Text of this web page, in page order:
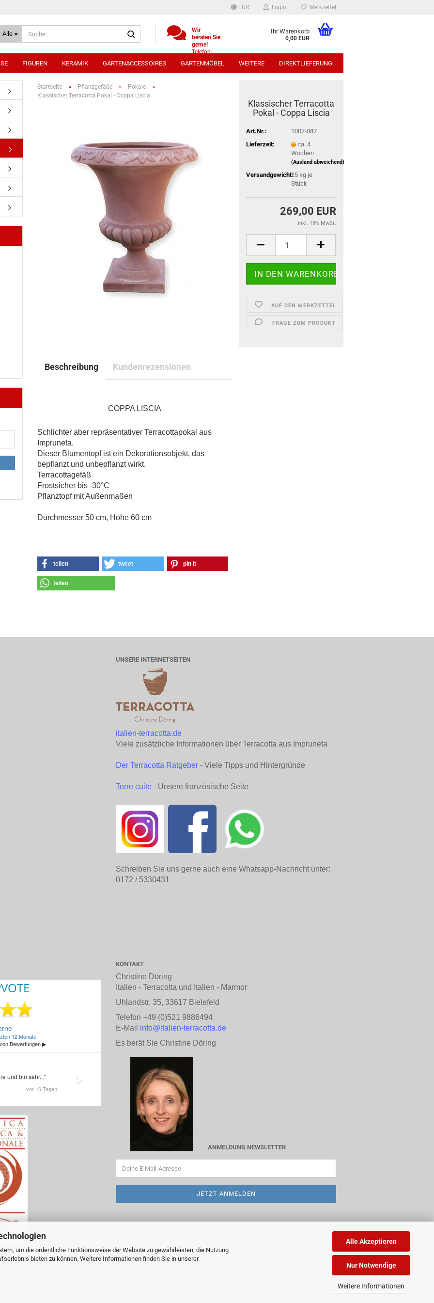
um die ordentliche Funktionsweise der Website zu gewährleisten, die Nutzung
bieten zu können. Weitere Informationen finden Sie in unserer
Alle Akzeptieren
Nur Notwendige
Weitere Informationen
EUR Login Merkzettel
Alle
Wir
beraten Sie
gerne!
Telefon:
(0)521
9886494
Ihr Warenkorb
0,00 EUR
FIGUREN KERAMIK GARTENACCESSOIRES GARTENMÖBEL DIREKTLIEFERUNG
WEITERE
Startseite » Pflanzgefäße » Pokale »
Klassischer Terracotta Pokal - Coppa Liscia
Klassischer Terracotta
Pokal - Coppa Liscia
Art.Nr.:
1007-087
Lieferzeit:
ca. 4
Wochen
(Ausland abweichend)
Versandgewicht:25kg je
Stück
269,00 EUR
inkl. 19% MwSt.
AUF DEN MERKZETTEL
FRAGE ZUM PRODUKT
Beschreibung Kundenrezensionen
COPPA LISCIA
Schlichter aber repräsentativer Terracottapokal aus
Impruneta.
Dieser Blumentopf ist ein Dekorationsobjekt, das
bepflanzt und unbepflanzt wirkt.
Terracottagefäß
​Frostsicher bis -30°C
Pflanztopf mit Außenmaßen
Durchmesser 50 cm, Höhe 60 cm
teilen tweet pin it
teilen
UNSERE INTERNETSEITEN
italien-terracotta.de
Viele zusätzliche Informationen über Terracotta aus Impruneta
Der Terracotta Ratgeber - Viele Tipps und Hintergründe
Terre cuite - Unsere französische Seite
Schreiben Sie uns gerne auch eine Whatsapp-Nachricht unter:
0172 / 5330431
KONTAKT
Christine Döring
Italien - Terracotta und Italien - Marmor
Uhlandstr. 35, 33617 Bielefeld
Telefon +49 (0)521 9886494
E-Mail info@italien-terracotta.de
Es berät Sie Christine Döring
ANMELDUNG NEWSLETTER